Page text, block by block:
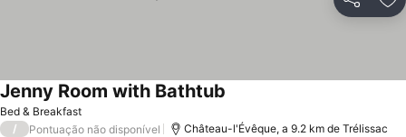
Partilhar
Bed & Breakfast
Jenny Room with Bathtub
/ Pontuação não disponível Château-l'Évêque, a 9.2 km de Trélissac